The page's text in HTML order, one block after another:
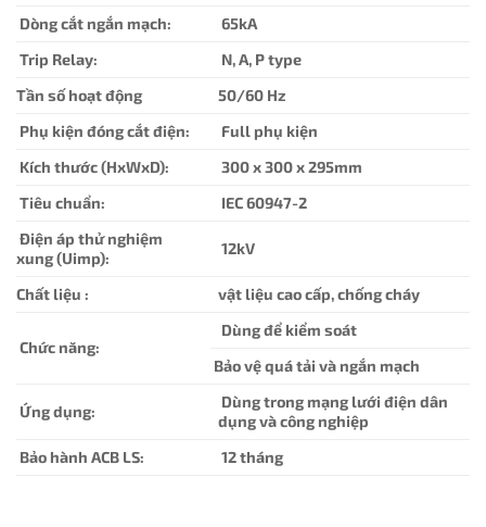
Dòng cắt ngắn mạch:
65kA
Trip Relay:
N, A, P type
Tần số hoạt động
50/60 Hz
Phụ kiện đóng cắt điện:
Full phụ kiện
Kích thước (HxWxD):
300 x 300 x 295mm
Tiêu chuẩn:
IEC 60947-2
Điện áp thử nghiệm
xung (Uimp):
12kV
Chất liệu : vật liệu cao cấp, chống cháy
Chức năng:
Dùng để kiểm soát
Bảo vệ quá tải và ngắn mạch
Ứng dụng:
Dùng trong mạng lưới điện dân
dụng và công nghiệp
Bảo hành ACB LS:
12 tháng